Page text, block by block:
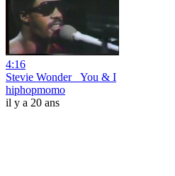
4:16
Stevie Wonder _You & I
hiphopmomo
il y a 20 ans